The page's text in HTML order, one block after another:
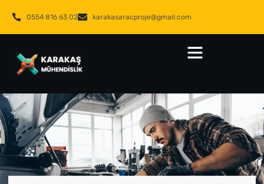
0554 816 63 02 karakasaracproje@gmail.com